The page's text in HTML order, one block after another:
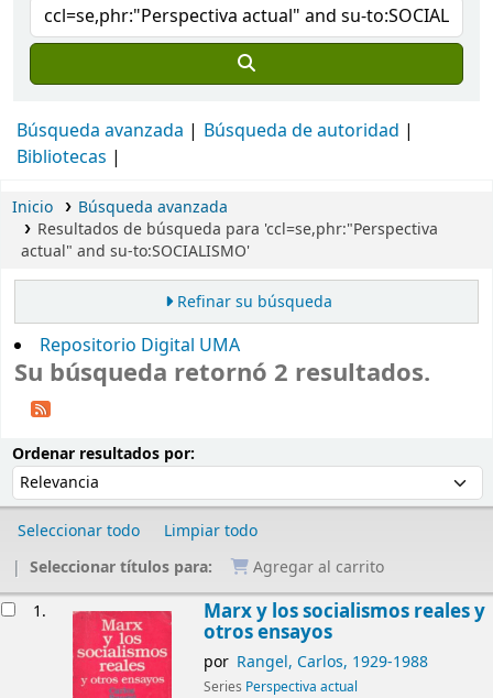
Búsqueda avanzada
Búsqueda de autoridad
Bibliotecas
Inicio
Búsqueda avanzada
Resultados de búsqueda para 'ccl=se,phr:"Perspectiva
actual" and su-to:SOCIALISMO'
Refinar su búsqueda
Repositorio Digital UMA
Su búsqueda retornó 2 resultados.
Ordenar resultados por:
Seleccionar todo
Limpiar todo
Seleccionar títulos para:
Agregar al carrito
1. Marx y los socialismos reales y
otros ensayos
por Rangel, Carlos, 1929-1988
Series Perspectiva actual